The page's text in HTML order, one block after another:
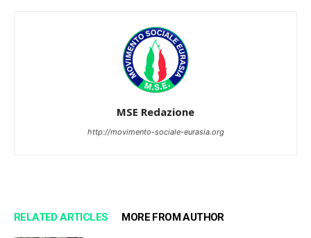
MSE Redazione
http://movimento-sociale-eurasia.org
RELATED ARTICLES MORE FROM AUTHOR